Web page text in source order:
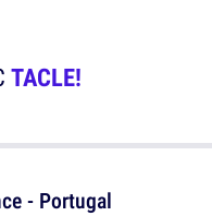
TACLE!
- Portugal